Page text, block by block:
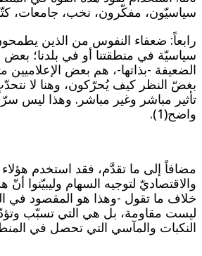
سياسيّون، مفكّرون، نخب، جامعات،
رابعاً: ضعفاء النفوس من الذين
سياسيّة في منطقتنا أو في بلدنا؛ بعض
الضعيفة -بذاتها-، هم بعض الإعلاميين
بغضّ النظر كيف يُحرّكون، وهنا لا
تأثير مباشر وغير مباشر. وهذا ليس
واضح(1).
مضافاً إلى ما تقدَّم، فقد استخدم هؤلاء
والاقتصاديّ لتوجيه السهام وليبيّنوا
خلاف ما تقول -وهذا هو المقصود في
ليست مقاومة، بل هي التي تسبّب
النكبات والمآسي التي تحصل في